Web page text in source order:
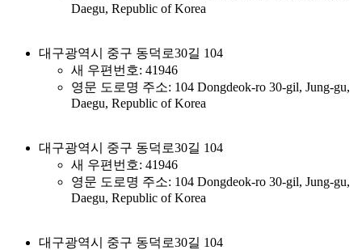
Daegu, Republic of Korea
대구광역시 중구 동덕로30길 104
새 우편번호: 41946
영문 도로명 주소: 104 Dongdeok-ro 30-gil, Jung-gu,
Daegu, Republic of Korea
대구광역시 중구 동덕로30길 104
새 우편번호: 41946
영문 도로명 주소: 104 Dongdeok-ro 30-gil, Jung-gu,
Daegu, Republic of Korea
대구광역시 중구 동덕로30길 104